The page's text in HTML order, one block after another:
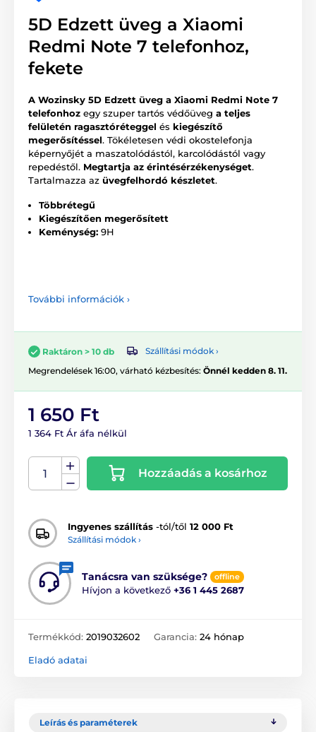
5D Edzett üveg a Xiaomi
Redmi Note 7 telefonhoz,
fekete
A Wozinsky 5D Edzett üveg a Xiaomi Redmi Note 7
telefonhoz egy szuper tartós védőüveg a teljes
felületén ragasztóréteggel és kiegészítő
megerősítéssel. Tökéletesen védi okostelefonja
képernyőjét a maszatolódástól, karcolódástól vagy
repedéstől. Megtartja az érintésérzékenységet.
Tartalmazza az üvegfelhordó készletet.
Többrétegű
Kiegészítően megerősített
Keménység: 9H
További információk ›
Raktáron > 10 db
Szállítási módok ›
Megrendelések 16:00, várható kézbesítés: Önnél kedden 8. 11.
1 650 Ft
1 364 Ft Ár áfa nélkül
Hozzáadás a kosárhoz
Ingyenes szállítás -tól/től 12 000 Ft
Szállítási módok ›
Tanácsra van szüksége? offline
Hívjon a következő +36 1 445 2687
Termékkód: 2019032602 Garancia: 24 hónap
Eladó adatai
Leírás és paraméterek